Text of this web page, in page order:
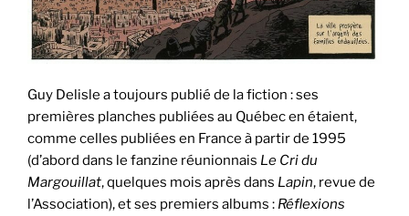
Guy Delisle a toujours publié de la fiction : ses
premières planches publiées au Québec en étaient,
comme celles publiées en France à partir de 1995
(d’abord dans le fanzine réunionnais Le Cri du
Margouillat, quelques mois après dans Lapin, revue de
l’Association), et ses premiers albums : Réflexions